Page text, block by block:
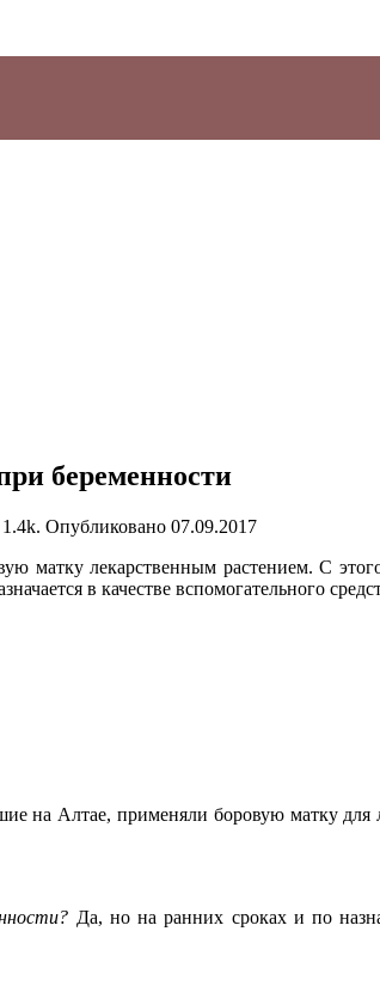
беременности
1.4k. Опубликовано 07.09.2017
матку лекарственным растением. С
в качестве вспомогательного
на Алтае, применяли боровую матку
Да, но на ранних сроках и по